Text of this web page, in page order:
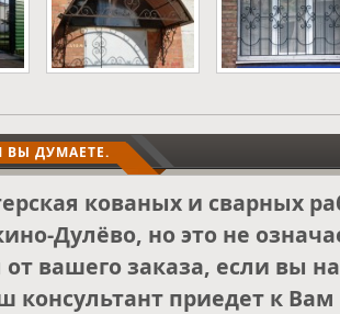
ДУМАЕТЕ.
кованых и сварных
Дулёво, но это не
вашего заказа, если вы
консультант приедет к